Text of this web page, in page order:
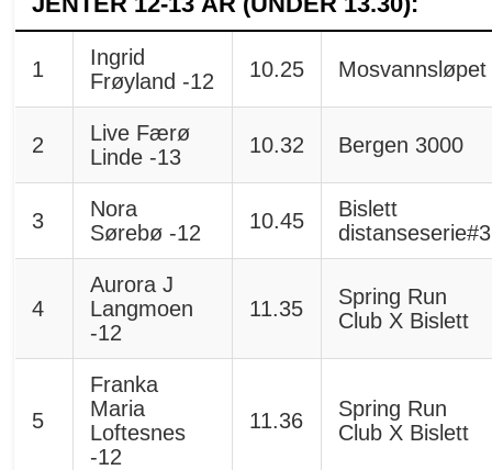
1
Ingrid
Frøyland -12
10.25 Mosvannsløpet
2
Live Færø
Linde -13
10.32 Bergen 3000
3
Nora
Sørebø -12
10.45
Bislett
distanseserie#3
4
Aurora J
Langmoen
-12
11.35
Spring Run
Club X Bislett
5
Franka
Maria
Loftesnes
-12
11.36
Spring Run
Club X Bislett